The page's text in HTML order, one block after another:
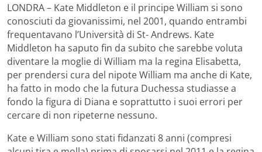
LONDRA – Kate Middleton e il principe William si sono
conosciuti da giovanissimi, nel 2001, quando entrambi
frequentavano l’Università di St- Andrews. Kate
Middleton ha saputo fin da subito che sarebbe voluta
diventare la moglie di William ma la regina Elisabetta,
per prendersi cura del nipote William ma anche di Kate,
ha fatto in modo che la futura Duchessa studiasse a
fondo la figura di Diana e soprattutto i suoi errori per
cercare di non ripeterne nessuno.
Kate e William sono stati fidanzati 8 anni (compresi